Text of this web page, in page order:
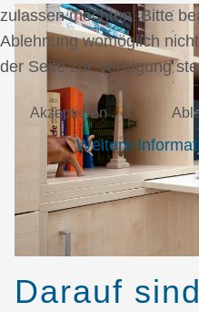
Darauf
zulassen möchten. Bitte
Ablehnung womöglich
der Seite zur Verfügung
Akzeptieren
Weitere